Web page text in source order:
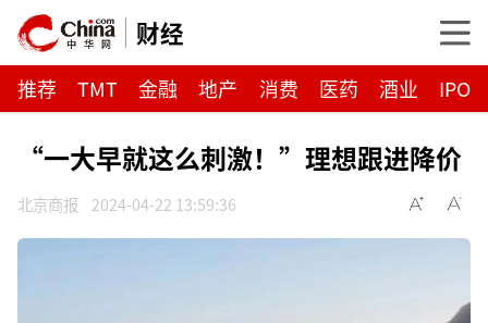
财经
推荐 TMT 金融 地产 消费 医药 酒业 IPO
“一大早就这么刺激！”理想跟进降价
北京商报 2024-04-22 13:59:36